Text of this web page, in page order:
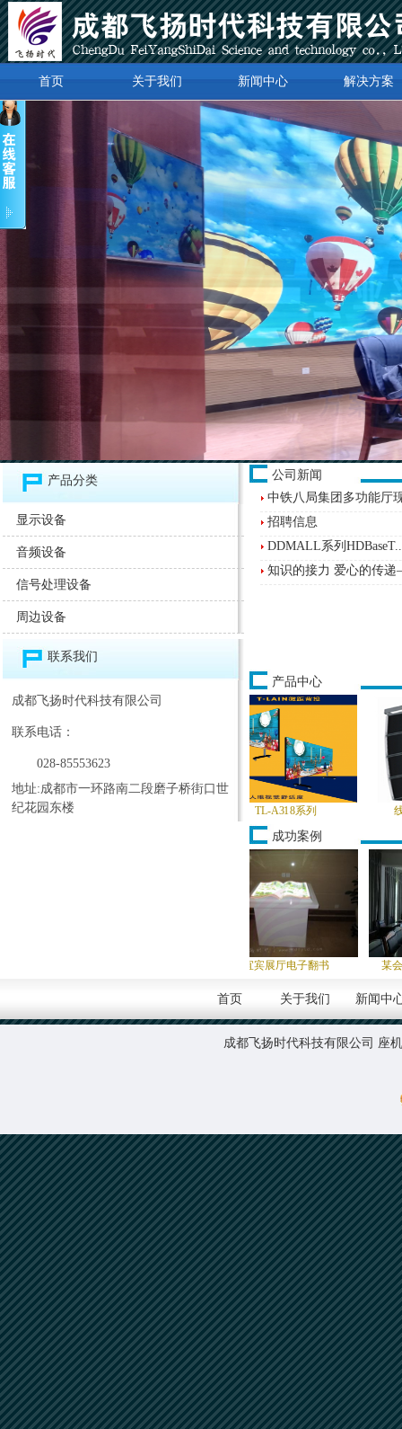
首页 关于我们 新闻中心 解决方案
产品分类
显示设备
音频设备
信号处理设备
周边设备
联系我们
成都飞扬时代科技有限公司
联系电话：
028-85553623
地址:成都市一环路南二段磨子桥街口世
纪花园东楼
公司新闻
中铁八局集团多功能厅
招聘信息
DDMALL系列
知识的接力 爱心的传
产品中心
专业低音音箱CL-218B TL-A318系列 线阵专业音
成功案例
宜宾展厅电子翻书 某会议室微距
首页 关于我们 新闻中
成都飞扬时代科技有限公司 座